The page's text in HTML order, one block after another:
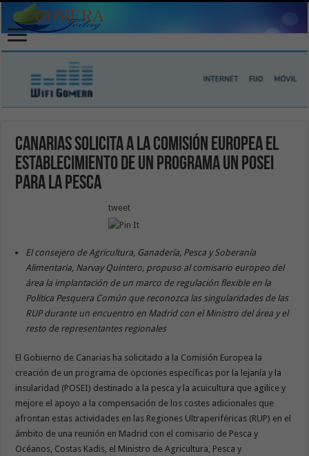
Canarias solicita a la Comisión Europea el
establecimiento de un programa un POSEI
para la pesca
tweet
El consejero de Agricultura, Ganadería, Pesca y Soberanía
Alimentaria, Narvay Quintero, propuso al comisario europeo del
área la implantación de un marco de regulación flexible en la
Política Pesquera Común que reconozca las singularidades de las
RUP durante un encuentro en Madrid con el Ministro del área y el
resto de representantes regionales
El Gobierno de Canarias ha solicitado a la Comisión Europea la
creación de un programa de opciones específicas por la lejanía y la
insularidad (POSEI) destinado a la pesca y la acuicultura que agilice y
mejore el apoyo a la compensación de los costes adicionales que
afrontan estas actividades en las Regiones Ultraperiféricas (RUP) en el
ámbito de una reunión en Madrid con el comisario de Pesca y
Océanos, Costas Kadis, el Ministro de Agricultura, Pesca y